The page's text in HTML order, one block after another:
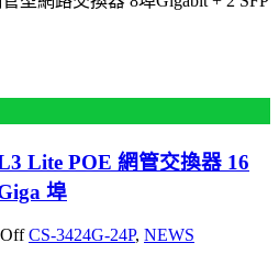
Lite POE 網管交換器 16
埠
Off CS-3424G-24P, NEWS